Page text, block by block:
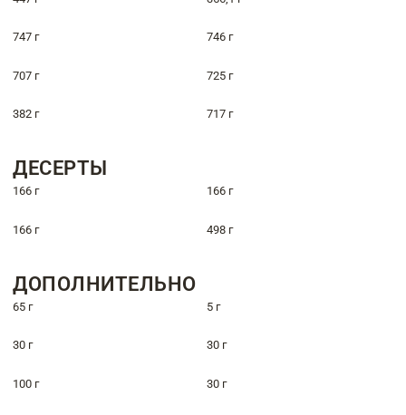
747 г 746 г
707 г 725 г
382 г 717 г
ДЕСЕРТЫ
166 г 166 г
166 г 498 г
ДОПОЛНИТЕЛЬНО
65 г 5 г
30 г 30 г
100 г 30 г